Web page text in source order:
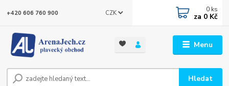
Menu
CZK
Hledat
+420 606 760 900 0 ks
za 0 Kč